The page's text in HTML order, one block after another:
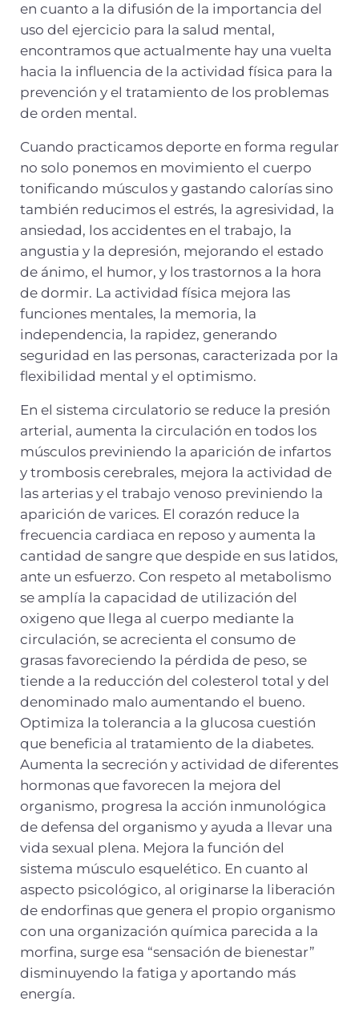
en cuanto a la difusión de la importancia del
uso del ejercicio para la salud mental,
encontramos que actualmente hay una vuelta
hacia la influencia de la actividad física para la
prevención y el tratamiento de los problemas
de orden mental.
Cuando practicamos deporte en forma regular
no solo ponemos en movimiento el cuerpo
tonificando músculos y gastando calorías sino
también reducimos el estrés, la agresividad, la
ansiedad, los accidentes en el trabajo, la
angustia y la depresión, mejorando el estado
de ánimo, el humor, y los trastornos a la hora
de dormir. La actividad física mejora las
funciones mentales, la memoria, la
independencia, la rapidez, generando
seguridad en las personas, caracterizada por la
flexibilidad mental y el optimismo.
En el sistema circulatorio se reduce la presión
arterial, aumenta la circulación en todos los
músculos previniendo la aparición de infartos
y trombosis cerebrales, mejora la actividad de
las arterias y el trabajo venoso previniendo la
aparición de varices. El corazón reduce la
frecuencia cardiaca en reposo y aumenta la
cantidad de sangre que despide en sus latidos,
ante un esfuerzo. Con respeto al metabolismo
se amplía la capacidad de utilización del
oxigeno que llega al cuerpo mediante la
circulación, se acrecienta el consumo de
grasas favoreciendo la pérdida de peso, se
tiende a la reducción del colesterol total y del
denominado malo aumentando el bueno.
Optimiza la tolerancia a la glucosa cuestión
que beneficia al tratamiento de la diabetes.
Aumenta la secreción y actividad de diferentes
hormonas que favorecen la mejora del
organismo, progresa la acción inmunológica
de defensa del organismo y ayuda a llevar una
vida sexual plena. Mejora la función del
sistema músculo esquelético. En cuanto al
aspecto psicológico, al originarse la liberación
de endorfinas que genera el propio organismo
con una organización química parecida a la
morfina, surge esa “sensación de bienestar”
disminuyendo la fatiga y aportando más
energía.